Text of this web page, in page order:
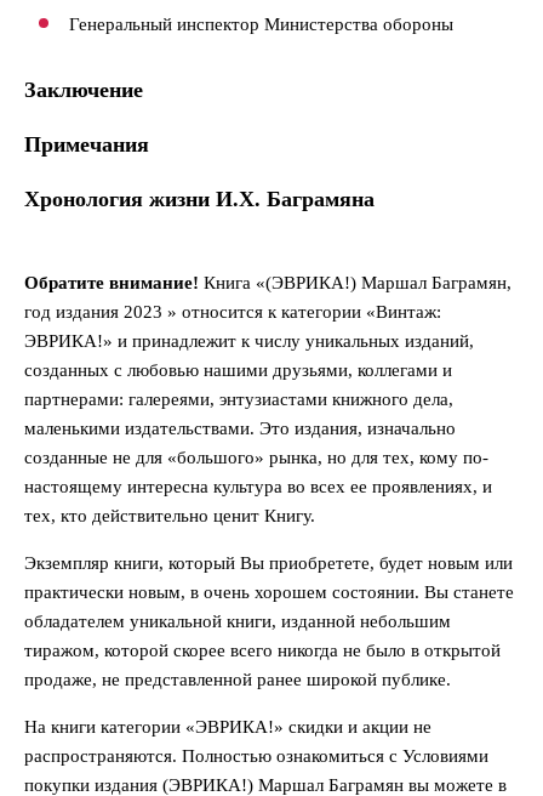
Генеральный инспектор Министерства обороны
Заключение
Примечания
Хронология жизни И.Х. Баграмяна
Обратите внимание! Книга «(ЭВРИКА!) Маршал Баграмян,
год издания 2023 » относится к категории «Винтаж:
ЭВРИКА!» и принадлежит к числу уникальных изданий,
созданных с любовью нашими друзьями, коллегами и
партнерами: галереями, энтузиастами книжного дела,
маленькими издательствами. Это издания, изначально
созданные не для «большого» рынка, но для тех, кому по-
настоящему интересна культура во всех ее проявлениях, и
тех, кто действительно ценит Книгу.
Экземпляр книги, который Вы приобретете, будет новым или
практически новым, в очень хорошем состоянии. Вы станете
обладателем уникальной книги, изданной небольшим
тиражом, которой скорее всего никогда не было в открытой
продаже, не представленной ранее широкой публике.
На книги категории «ЭВРИКА!» скидки и акции не
распространяются. Полностью ознакомиться с Условиями
покупки издания (ЭВРИКА!) Маршал Баграмян вы можете в